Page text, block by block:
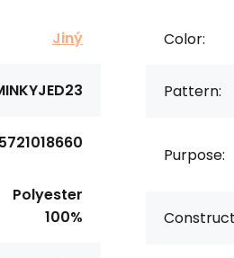
Jiný
Polyester
100%
Color:
Pattern:
Purpose: